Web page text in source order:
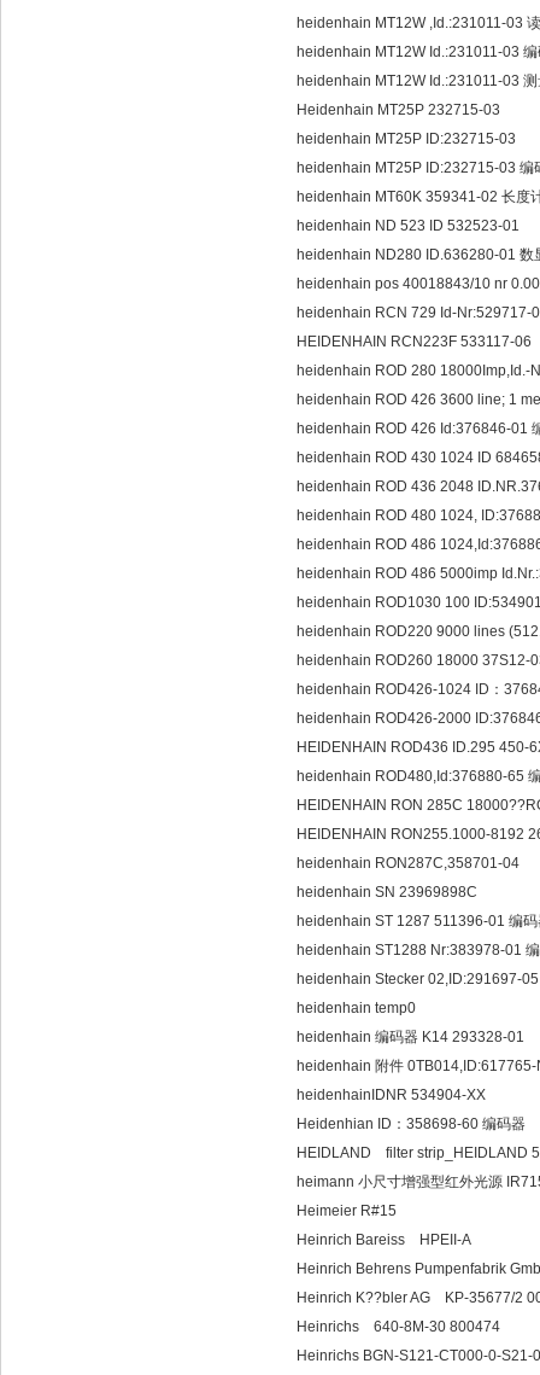
heidenhain MT12W ,Id.:231011-03
heidenhain MT12W Id.:231011-03
heidenhain MT12W Id.:231011-03
Heidenhain MT25P 232715-03
heidenhain MT25P ID:232715-03
heidenhain MT25P ID:232715-03
heidenhain MT60K 359341-02 长度
heidenhain ND 523 ID 532523-01
heidenhain ND280 ID.636280-01 数
heidenhain pos 40018843/10 nr
heidenhain RCN 729 Id-Nr:529717-
HEIDENHAIN RCN223F 533117-06
heidenhain ROD 280 18000Imp,Id.-
heidenhain ROD 426 3600 line; 1
heidenhain ROD 426 Id:376846-01
heidenhain ROD 430 1024 ID
heidenhain ROD 436 2048
heidenhain ROD 480 1024,
heidenhain ROD 486
heidenhain ROD 486 5000imp
heidenhain ROD1030 100
heidenhain ROD220 9000 lines
heidenhain ROD260 18000 37S12-
heidenhain ROD426-1024 ID：
heidenhain ROD426-2000
HEIDENHAIN ROD436 ID.295
heidenhain ROD480,Id:376880-65
HEIDENHAIN RON 285C
HEIDENHAIN RON255.1000-8192
heidenhain RON287C,358701-04
heidenhain SN 23969898C
heidenhain ST 1287 511396-01 编
heidenhain ST1288 Nr:383978-01
heidenhain Stecker 02,ID:291697-
heidenhain temp0
heidenhain 编码器 K14 293328-01
heidenhain 附件
heidenhainIDNR 534904-XX
Heidenhian ID：358698-60 编码器
HEIDLAND filter strip_HEIDLAND
heimann 小尺寸增强型红外光源
Heimeier R#15
Heinrich Bareiss HPEII-A
Heinrich Behrens Pumpenfabrik
Heinrich K??bler AG
Heinrichs 640-8M-30 800474
Heinrichs BGN-S121-CT000-0-S21-0